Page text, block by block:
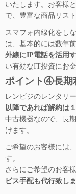
いたします。お客様
で、豊富な商品リス
スマフォ内線化をし
は、基本的には数年
外線にIP電話を活用
い有効なIT投資にお
ポイント④長期
レンビジのレンタリ
以降であれば解約は
中古機器なので、長
けます。
ご希望のお客様には、
す。
さらにご希望のお客様
ビス手配も代行致しま